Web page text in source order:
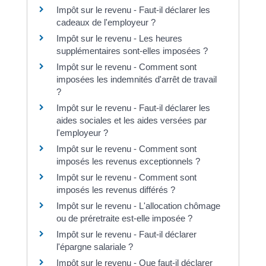
Impôt sur le revenu - Faut-il déclarer les
cadeaux de l'employeur ?
Impôt sur le revenu - Les heures
supplémentaires sont-elles imposées ?
Impôt sur le revenu - Comment sont
imposées les indemnités d'arrêt de travail
?
Impôt sur le revenu - Faut-il déclarer les
aides sociales et les aides versées par
l'employeur ?
Impôt sur le revenu - Comment sont
imposés les revenus exceptionnels ?
Impôt sur le revenu - Comment sont
imposés les revenus différés ?
Impôt sur le revenu - L'allocation chômage
ou de préretraite est-elle imposée ?
Impôt sur le revenu - Faut-il déclarer
l'épargne salariale ?
Impôt sur le revenu - Que faut-il déclarer